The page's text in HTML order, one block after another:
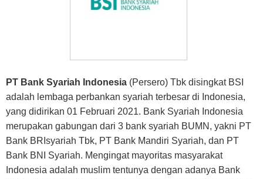
PT Bank Syariah Indonesia (Persero) Tbk disingkat BSI
adalah lembaga perbankan syariah terbesar di Indonesia,
yang didirikan 01 Februari 2021. Bank Syariah Indonesia
merupakan gabungan dari 3 bank syariah BUMN, yakni PT
Bank BRIsyariah Tbk, PT Bank Mandiri Syariah, dan PT
Bank BNI Syariah. Mengingat mayoritas masyarakat
Indonesia adalah muslim tentunya dengan adanya Bank